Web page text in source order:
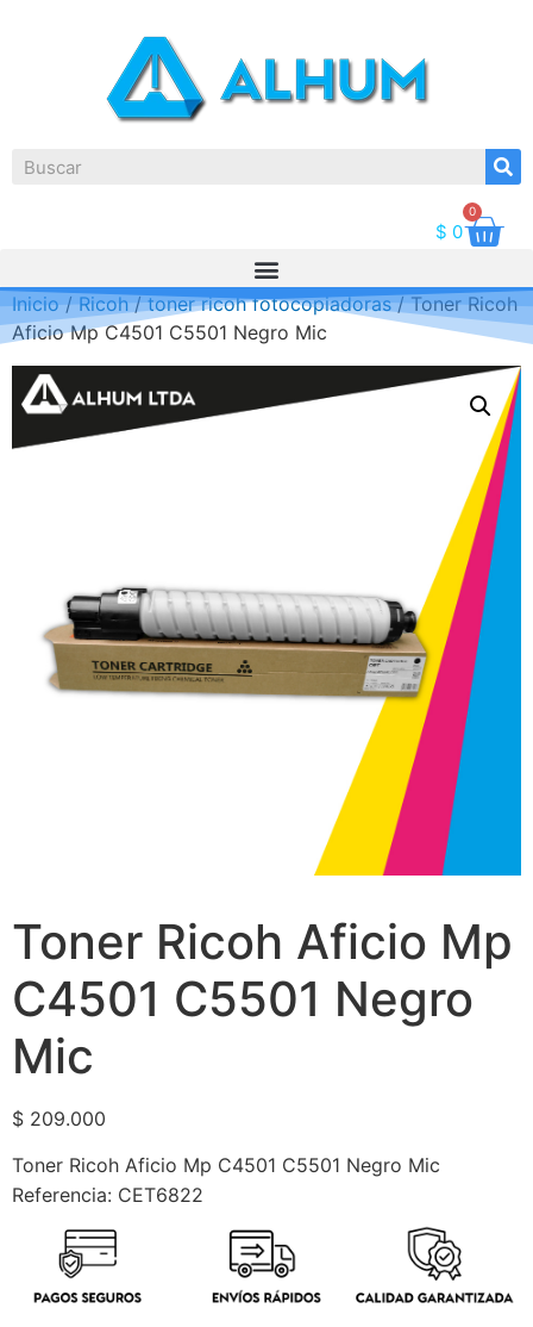
$ 0
0
Inicio/Ricoh/toner ricoh fotocopiadoras/ Toner Ricoh
Aficio Mp C4501 C5501 Negro Mic
Toner Ricoh Aficio Mp
C4501 C5501 Negro
Mic
$ 209.000
Toner Ricoh Aficio Mp C4501 C5501 Negro Mic
Referencia: CET6822